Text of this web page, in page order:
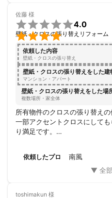
佐藤 様


4.0
壁紙・クロスの張り替えリフォーム
依頼した内容
壁紙・クロスの張り替え
壁紙・クロスの張り替えをした建
マンション・アパート
壁紙・クロスの張り替えをした場
複数場所・家全体
所有物件のクロスの張り替えの
一部アクセントクロスにして
り満足です。
依頼したプロ 南風
toshimakun 様